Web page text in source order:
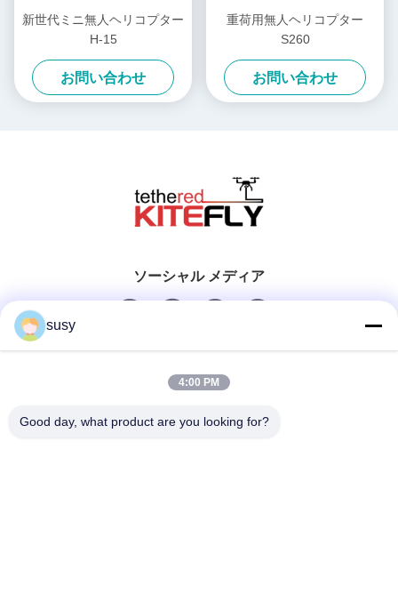
新世代ミニ無人ヘリコプター
H-15
お問い合わせ
重荷用無人ヘリコプター
S260
お問い合わせ
ソーシャル メディア
迅速な連絡
susy
4:00 PM
Good day, what product are you looking for?